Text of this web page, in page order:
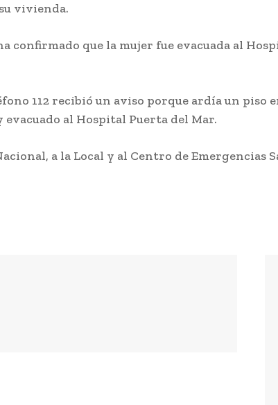
vivienda.
confirmado que la mujer fue evacuada al
112 recibió un aviso porque ardía un piso
evacuado al Hospital Puerta del Mar.
a la Local y al Centro de Emergencias